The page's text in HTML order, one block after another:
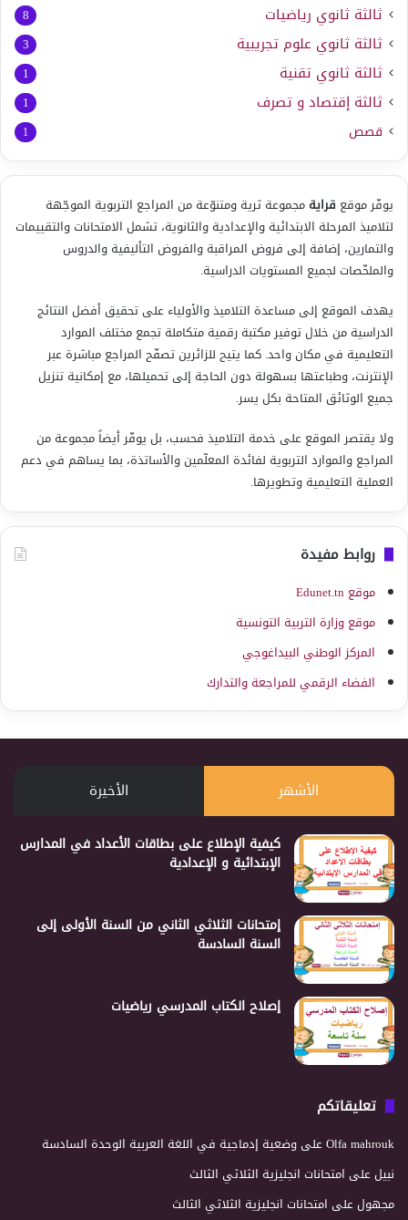
ثالثة ثانوي رياضيات 8
ثالثة ثانوي علوم تجريبية 3
ثالثة ثانوي تقنية 1
ثالثة إقتصاد و تصرف 1
قصص 1
يوفّر موقع قرايةمجموعة ثرية ومتنوّعة من المراجع التربوية الموجّهة
لتلاميذ المرحلة الابتدائية والإعدادية والثانوية، تشمل الامتحانات والتقييمات
والتمارين، إضافة إلى فروض المراقبة والفروض التأليفية والدروس
والملخّصات لجميع المستويات الدراسية.
يهدف الموقع إلى مساعدة التلاميذ والأولياء على تحقيق أفضل النتائج
الدراسية من خلال توفير مكتبة رقمية متكاملة تجمع مختلف الموارد
التعليمية في مكان واحد. كما يتيح للزائرين تصفّح المراجع مباشرة عبر
الإنترنت، وطباعتها بسهولة دون الحاجة إلى تحميلها، مع إمكانية تنزيل
جميع الوثائق المتاحة بكل يسر.
ولا يقتصر الموقع على خدمة التلاميذ فحسب، بل يوفّر أيضاً مجموعة من
المراجع والموارد التربوية لفائدة المعلّمين والأساتذة، بما يساهم في دعم
العملية التعليمية وتطويرها.
روابط مفيدة
موقع Edunet.tn
موقع وزارة التربية التونسية
المركز الوطني البيداغوجي
الفضاء الرقمي للمراجعة والتدارك
الأشهر الأخيرة
كيفية الإطلاع على بطاقات الأعداد في المدارس
الإبتدائية و الإعدادية
إمتحانات الثلاثي الثاني من السنة الأولى إلى
السنة السادسة
إصلاح الكتاب المدرسي رياضيات
تعليقاتكم
Olfa mahroukعلى وضعية إدماجية في اللغة العربية الوحدة السادسة
نبيلعلى امتحانات انجليزية الثلاثي الثالث
مجهولعلى امتحانات انجليزية الثلاثي الثالث